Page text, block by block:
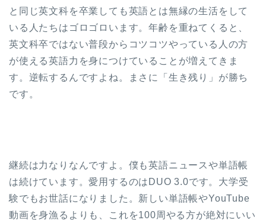
と同じ英文科を卒業しても英語とは無縁の生活をして
いる人たちはゴロゴロいます。年齢を重ねてくると、
英文科卒ではない普段からコツコツやっている人の方
が使える英語力を身につけていることが増えてきま
す。逆転するんですよね。まさに「生き残り」が勝ち
です。
継続は力なりなんですよ。僕も英語ニュースや単語帳
は続けています。愛用するのはDUO 3.0です。大学受
験でもお世話になりました。新しい単語帳やYouTube
動画を身漁るよりも、これを100周やる方が絶対にいい